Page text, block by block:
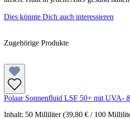
Dies könnte Dich auch interessieren
Zugehörige Produkte
Polaar Sonnenfluid LSF 50+ mit UVA-
Inhalt: 50 Milliliter(39,80 € / 100